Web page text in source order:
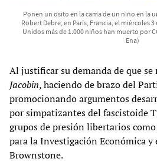
Ponen un osito en la cama de un niño en la
Robert Debre, en París, Francia, el miércoles
Unidos más de 1.000 niños han muerto por
Ena)
Al justificar su demanda de que se
Jacobin, haciendo de brazo del
promocionando argumentos
por simpatizantes del fascistoide
grupos de presión libertarios
para la Investigación Económica
Brownstone.